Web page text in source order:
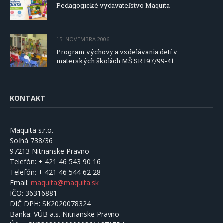
Pedagogické vydavateľstvo Maquita
15. NOVEMBRA 2006
Program výchovy a vzdelávania detí v
materských školách MŠ SR 197/99-41
KONTAKT
Maquita s.r.o.
Soľná 738/36
97213 Nitrianske Pravno
Telefón: + 421 46 543 90 16
Telefón: + 421 46 544 62 28
Email: maquita@maquita.sk
IČO: 36316881
DIČ DPH: SK2020078324
Banka: VÚB a.s. Nitrianske Pravno